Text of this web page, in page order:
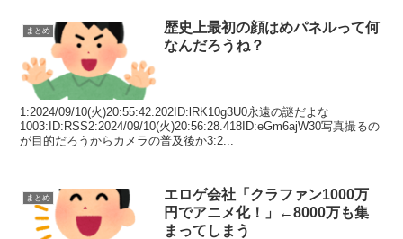
まとめ
歴史上最初の顔はめパネルって何
なんだろうね？
1:2024/09/10(火)20:55:42.202ID:lRK10g3U0永遠の謎だよな
1003:ID:RSS2:2024/09/10(火)20:56:28.418ID:eGm6ajW30写真撮るの
が目的だろうからカメラの普及後か3:2...
まとめ
エロゲ会社「クラファン1000万
円でアニメ化！」←8000万も集
まってしまう